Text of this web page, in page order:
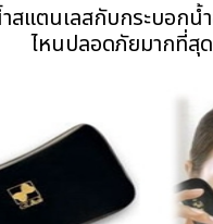
สแตนเลสกับกระบอกน้
ไหนปลอดภัยมากที่สุ